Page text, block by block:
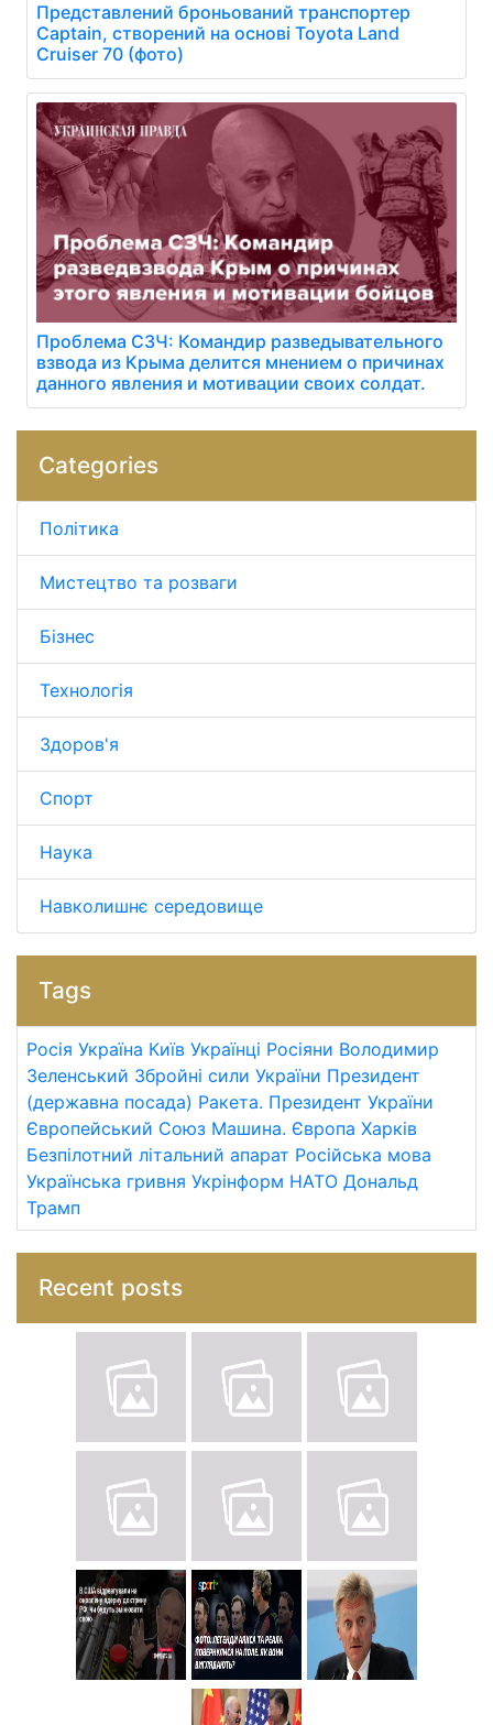
Представлений броньований транспортер
Captain, створений на основі Toyota Land
Cruiser 70 (фото)
Проблема СЗЧ: Командир разведывательного
взвода из Крыма делится мнением о причинах
данного явления и мотивации своих солдат.
Categories
Політика
Мистецтво та розваги
Бізнес
Технологія
Здоров'я
Спорт
Наука
Навколишнє середовище
Tags
Росія Україна Київ Українці Росіяни Володимир
Зеленський Збройні сили України Президент
(державна посада) Ракета. Президент України
Європейський Союз Машина. Європа Харків
Безпілотний літальний апарат Російська мова
Українська гривня Укрінформ НАТО Дональд
Трамп
Recent posts